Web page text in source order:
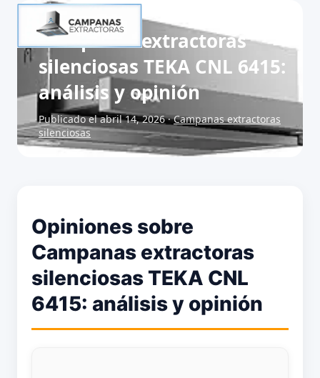
Campanas extractoras
silenciosas TEKA CNL 6415:
análisis y opinión
Publicado el abril 14, 2026 ·Campanas extractoras
silenciosas
Opiniones sobre
Campanas extractoras
silenciosas TEKA CNL
6415: análisis y opinión